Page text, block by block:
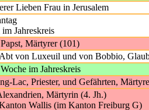
Lieben Frau in Jerusalem
Jahreskreis
Märtyrer (101)
von Luxeuil und von Bobbio,
im Jahreskreis
Lac, Priester, und Gefährten,
Märtyrin (4. Jh.)
Wallis (im Kanton Freiburg G)